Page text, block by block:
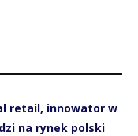
retail, innowator w
na rynek polski